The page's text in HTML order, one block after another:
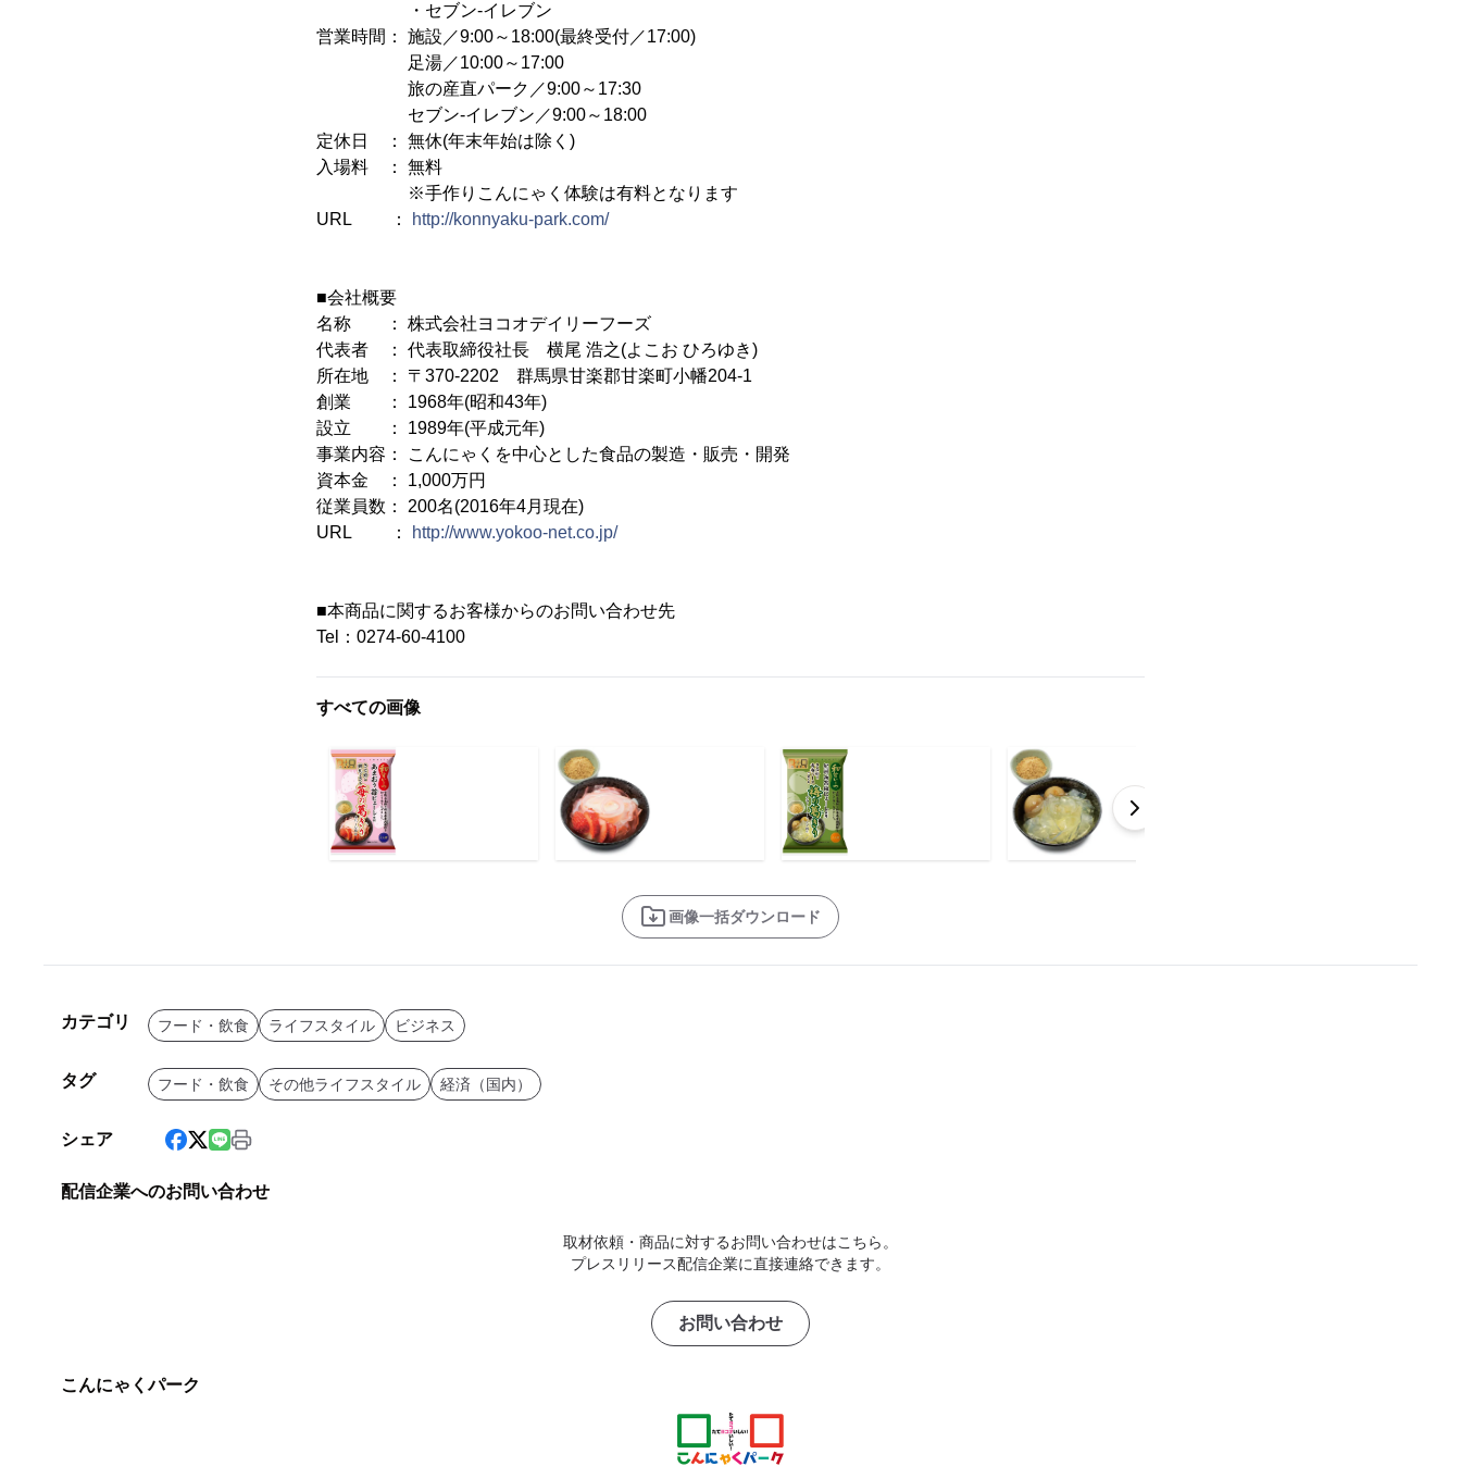
・セブン-イレブン
営業時間： 施設／9:00～18:00(最終受付／17:00)
足湯／10:00～17:00
旅の産直パーク／9:00～17:30
セブン-イレブン／9:00～18:00
定休日 ： 無休(年末年始は除く)
入場料 ： 無料
※手作りこんにゃく体験は有料となります
URL ：
http://konnyaku-park.com/
■会社概要
名称 ： 株式会社ヨコオデイリーフーズ
代表者 ： 代表取締役社長 横尾 浩之(よこお ひろゆき)
所在地 ： 〒370-2202 群馬県甘楽郡甘楽町小幡204-1
創業 ： 1968年(昭和43年)
設立 ： 1989年(平成元年)
事業内容： こんにゃくを中心とした食品の製造・販売・開発
資本金 ： 1,000万円
従業員数： 200名(2016年4月現在)
URL ：
http://www.yokoo-net.co.jp/
■本商品に関するお客様からのお問い合わせ先
Tel：0274-60-4100
すべての画像
画像一括ダウンロード
カテゴリ フード・飲食 ライフスタイル ビジネス
タグ フード・飲食 その他ライフスタイル 経済（国内）
シェア
配信企業へのお問い合わせ
取材依頼・商品に対するお問い合わせはこちら。
プレスリリース配信企業に直接連絡できます。
お問い合わせ
こんにゃくパーク